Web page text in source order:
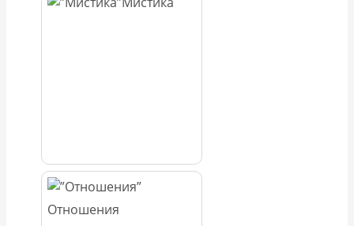
Отношения